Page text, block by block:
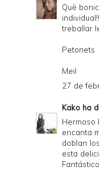
Què
treballar
Petonets
Meil
27 de
Kako ha
Hermoso
encanta
doblan
esta